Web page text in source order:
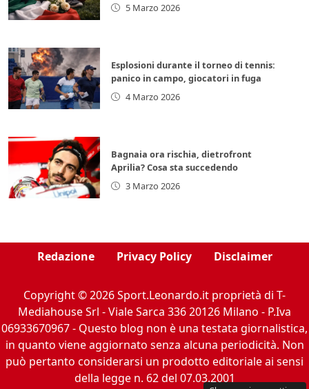
5 Marzo 2026
Esplosioni durante il torneo di tennis:
panico in campo, giocatori in fuga
4 Marzo 2026
Bagnaia ora rischia, dietrofront
Aprilia? Cosa sta succedendo
3 Marzo 2026
Redazione Privacy Policy Disclaimer
Copyright © 2026 Sport.Leonardo.it proprietà di T-
Mediahouse Srl - Viale Sarca 336 20126 Milano - P.Iva
06933670967 - Questo blog non è una testata giornalistica,
in quanto viene aggiornato senza alcuna periodicità. Non
può pertanto considerarsi un prodotto editoriale ai sensi
della legge n. 62 del 07.03.2001